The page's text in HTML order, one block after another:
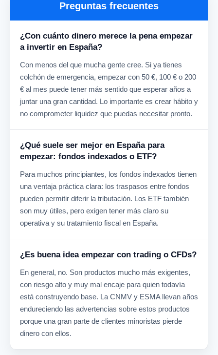
Preguntas frecuentes
¿Con cuánto dinero merece la pena empezar
a invertir en España?
Con menos del que mucha gente cree. Si ya tienes
colchón de emergencia, empezar con 50 €, 100 € o 200
€ al mes puede tener más sentido que esperar años a
juntar una gran cantidad. Lo importante es crear hábito y
no comprometer liquidez que puedas necesitar pronto.
¿Qué suele ser mejor en España para
empezar: fondos indexados o ETF?
Para muchos principiantes, los fondos indexados tienen
una ventaja práctica clara: los traspasos entre fondos
pueden permitir diferir la tributación. Los ETF también
son muy útiles, pero exigen tener más claro su
operativa y su tratamiento fiscal en España.
¿Es buena idea empezar con trading o CFDs?
En general, no. Son productos mucho más exigentes,
con riesgo alto y muy mal encaje para quien todavía
está construyendo base. La CNMV y ESMA llevan años
endureciendo las advertencias sobre estos productos
porque una gran parte de clientes minoristas pierde
dinero con ellos.